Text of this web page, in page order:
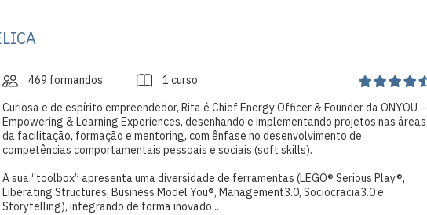
469 formandos
1 curso
Curiosa e de espírito empreendedor, Rita é Chief Energy Officer & Founder da ONYOU –
Empowering & Learning Experiences, desenhando e implementando projetos nas áreas
da facilitação, formação e mentoring, com ênfase no desenvolvimento de
competências comportamentais pessoais e sociais (soft skills).
A sua “toolbox” apresenta uma diversidade de ferramentas (LEGO® Serious Play®,
Liberating Structures, Business Model You®, Management3.0, Sociocracia3.0 e
Storytelling), integrando de forma inovado...